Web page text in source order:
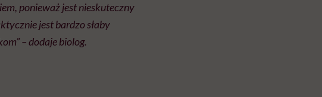
ponieważ jest nieskuteczny
jest bardzo słaby
– dodaje biolog.